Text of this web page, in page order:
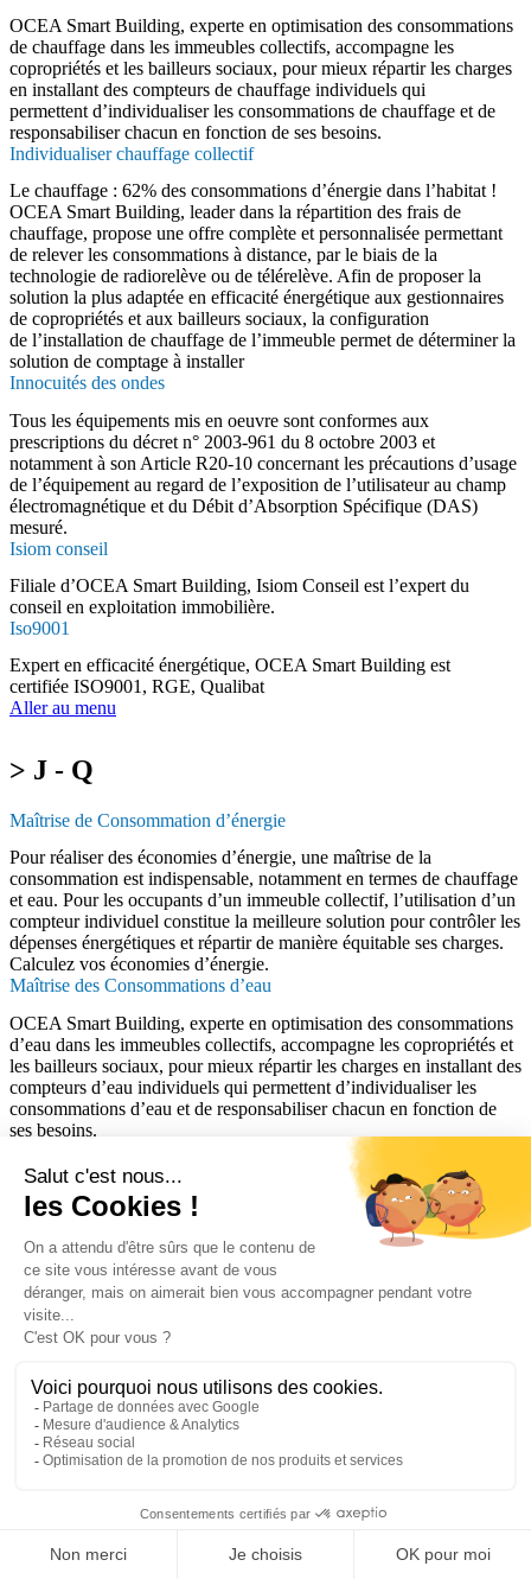
OCEA Smart Building, experte en optimisation des consommations
de chauffage dans les immeubles collectifs, accompagne les
copropriétés et les bailleurs sociaux, pour mieux répartir les charges
en installant des compteurs de chauffage individuels qui
permettent d’individualiser les consommations de chauffage et de
responsabiliser chacun en fonction de ses besoins.
Individualiser chauffage collectif
Le chauffage : 62% des consommations d’énergie dans l’habitat !
OCEA Smart Building, leader dans la répartition des frais de
chauffage, propose une offre complète et personnalisée permettant
de relever les consommations à distance, par le biais de la
technologie de radiorelève ou de télérelève. Afin de proposer la
solution la plus adaptée en efficacité énergétique aux gestionnaires
de copropriétés et aux bailleurs sociaux, la configuration
de l’installation de chauffage de l’immeuble permet de déterminer la
solution de comptage à installer
Innocuités des ondes
Tous les équipements mis en oeuvre sont conformes aux
prescriptions du décret n° 2003-961 du 8 octobre 2003 et
notamment à son Article R20-10 concernant les précautions d’usage
de l’équipement au regard de l’exposition de l’utilisateur au champ
électromagnétique et du Débit d’Absorption Spécifique (DAS)
mesuré.
Isiom conseil
Filiale d’OCEA Smart Building, Isiom Conseil est l’expert du
conseil en exploitation immobilière.
Iso9001
Expert en efficacité énergétique, OCEA Smart Building est
certifiée ISO9001, RGE, Qualibat
Aller au menu
> J - Q
Maîtrise de Consommation d’énergie
Pour réaliser des économies d’énergie, une maîtrise de la
consommation est indispensable, notamment en termes de chauffage
et eau. Pour les occupants d’un immeuble collectif, l’utilisation d’un
compteur individuel constitue la meilleure solution pour contrôler les
dépenses énergétiques et répartir de manière équitable ses charges.
Calculez vos économies d’énergie.
Maîtrise des Consommations d’eau
OCEA Smart Building, experte en optimisation des consommations
d’eau dans les immeubles collectifs, accompagne les copropriétés et
les bailleurs sociaux, pour mieux répartir les charges en installant des
compteurs d’eau individuels qui permettent d’individualiser les
consommations d’eau et de responsabiliser chacun en fonction de
ses besoins.
Installation des compteurs d’énergie thermique (CET) dans les
logements afin de répartir les charges en fonction de la
Note d’information annuelle (NIA)
Document réglementaire transmis chaque année aux occupants d’un
logement collectif afin de les informer sur leurs consommations de
chauffage, de froid ou d’eau chaude sanitaire. La
présente les consommations individuelles, leur évolution
informations sur la répartition des charges. Pour en savoir plus,
cliquez ici.
Pilotage Consommation d’eau
les bailleurs sociaux, pour mieux répartir les charges en installant des
consommations d’eau et de responsabiliser chacun en fonction de